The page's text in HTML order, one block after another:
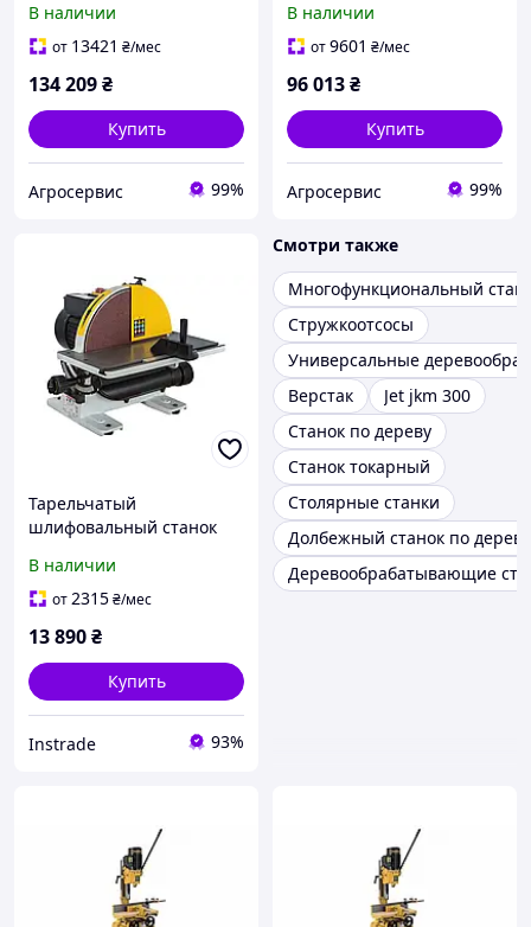
5ск. 230-3100об.
В наличии
от 13421 ₴/мес
134 209₴
Купить
Агросервис 99%
В наличии
от9601 ₴/мес
96 013₴
Купить
Агросервис 99%
Тарельчатый
шлифовальный станок
В наличии
от2315₴/мес
13 890₴
Купить
Instrade 93%
Смотри также
Многофункциональный
Стружкоотсосы
Универсальные
Верстак
Jet jkm 300
Станок по дереву
Станок токарный
Столярные станки
Долбежный станок по дереву
Деревообрабатывающие